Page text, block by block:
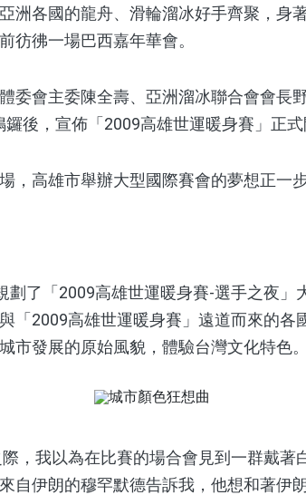
各國的龍舟、滑輪溜冰好手齊聚，身
彷彿一場巴西嘉年華會。
會主委陳全壽、亞洲溜冰聯合會會長
後，宣佈「2009高雄世運暖身賽」正式
高雄市舉辦大型國際賽會的夢想正一步
了「2009高雄世運暖身賽-選手之夜」
「2009高雄世運暖身賽」遠道而來的各
市發展的原始風貌，體驗台灣文化特色。
我以為在比賽的場合會見到一群戴著
自伊朗的穆罕默德告訴我，他想和著伊